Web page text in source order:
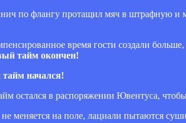
по флангу протащил мяч в штрафную и
время гости создали
тайм окончен!
начался!
остался в распоряжении Ювентуса,
меняется на поле, лациали пытаются